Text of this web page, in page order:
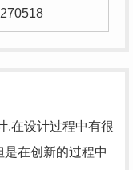
,在设计过程中有很
在创新的过程中